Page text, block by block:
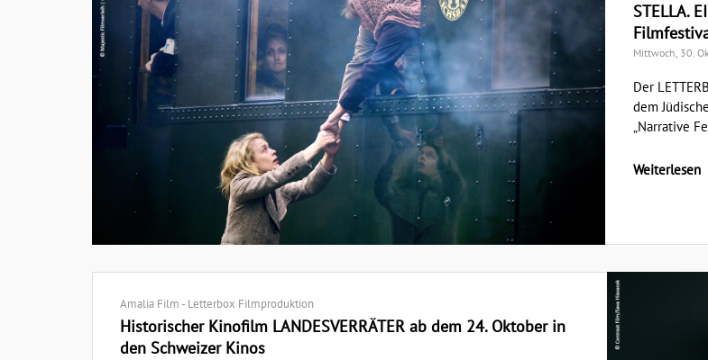
STELLA.
Mittwoch, 30.
Der
dem
„Narrative
Weiterlesen
Amalia Film - Letterbox Filmproduktion
Historischer Kinofilm LANDESVERRÄTER ab dem 24. Oktober in
den Schweizer Kinos